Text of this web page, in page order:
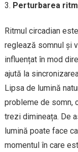
Perturbarea
Ritmul circadian
reglează somnul și
influențat în mod
ajută la
Lipsa de lumină
probleme de somn,
trezi dimineața. De
lumină poate face
momentul în care